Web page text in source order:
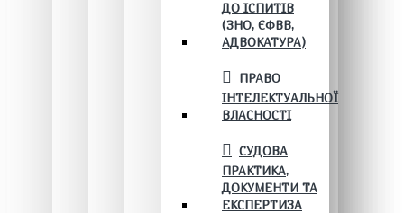
ДО ІСПИТІВ
(ЗНО, ЄФВВ,
АДВОКАТУРА)
ПРАВО
ІНТЕЛЕКТУАЛЬНОЇ
ВЛАСНОСТІ
СУДОВА
ПРАКТИКА,
ДОКУМЕНТИ ТА
ЕКСПЕРТИЗА